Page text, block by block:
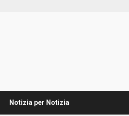
Notizia per Notizia